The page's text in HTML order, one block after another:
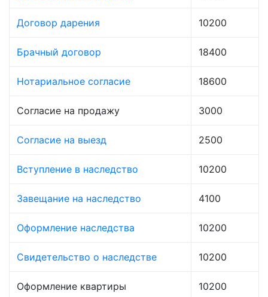
Договор дарения 10200
Брачный договор 18400
Нотариальное согласие 18600
Согласие на продажу 3000
Согласие на выезд 2500
Вступление в наследство 10200
Завещание на наследство 4100
Оформление наследства 10200
Свидетельство о наследстве 10200
Оформление квартиры 10200